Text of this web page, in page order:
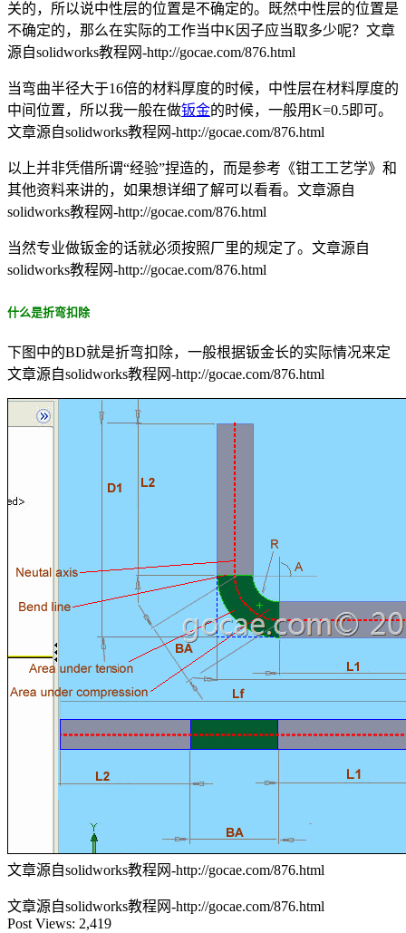
关的，所以说中性层的位置是不确定的。既然中性层的位置是
不确定的，那么在实际的工作当中K因子应当取多少呢？ 文章
源自solidworks教程网-http://gocae.com/876.html
当弯曲半径大于16倍的材料厚度的时候，中性层在材料厚度的
中间位置，所以我一般在做钣金的时候，一般用K=0.5即可。
文章源自solidworks教程网-http://gocae.com/876.html
以上并非凭借所谓“经验”捏造的，而是参考《钳工工艺学》和
其他资料来讲的，如果想详细了解可以看看。 文章源自
solidworks教程网-http://gocae.com/876.html
当然专业做钣金的话就必须按照厂里的规定了。 文章源自
solidworks教程网-http://gocae.com/876.html
什么是折弯扣除
下图中的BD就是折弯扣除，一般根据钣金长的实际情况来定
文章源自solidworks教程网-http://gocae.com/876.html
文章源自solidworks教程网-http://gocae.com/876.html
文章源自solidworks教程网-http://gocae.com/876.html
Post Views: 2,419